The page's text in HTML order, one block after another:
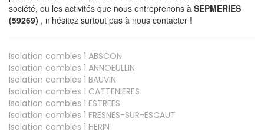
société, ou les activités que nous entreprenons à SEPMERIES
(59269) , n’hésitez surtout pas à nous contacter !
Isolation combles 1 ABSCON
Isolation combles 1 ANNOEULLIN
Isolation combles 1 BAUVIN
Isolation combles 1 CATTENIERES
Isolation combles 1 ESTREES
Isolation combles 1 FRESNES-SUR-ESCAUT
Isolation combles 1 HERIN